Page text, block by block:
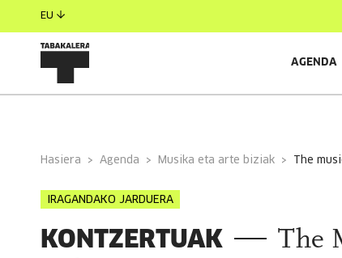
EU
AGENDA
Hasiera Agenda Musika eta arte biziak the
IRAGANDAKO JARDUERA
KONTZERTUAK
The